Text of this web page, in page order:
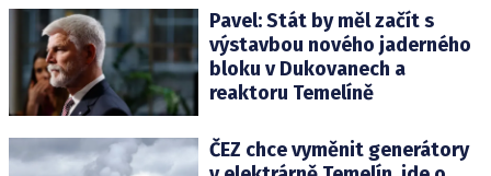
Pavel: Stát by měl začít s
výstavbou nového jaderného
bloku v Dukovanech a
reaktoru Temelíně
ČEZ chce vyměnit generátory